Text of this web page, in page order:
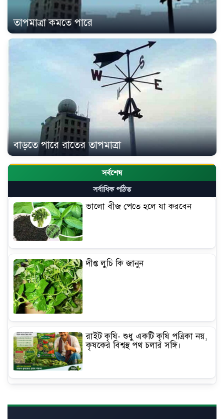
তাপমাত্রা কমতে পারে
বাড়তে পারে রাতের তাপমাত্রা
সর্বশেষ
সর্বাধিক পঠিত
ভালো বীজ পেতে হলে যা করবেন
দীপ্ত লুচি কি জানুন
রাইট কৃষি- শুধু একটি কৃষি পত্রিকা নয়,
কৃষকের বিশ্বস্থ পথ চলার সঙ্গি।
লাখ টাকা